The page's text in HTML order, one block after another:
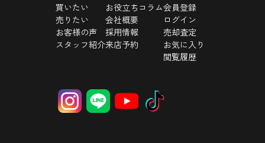
買いたい
売りたい
お客様の声
スタッフ紹介
お役立ちコラム
会社概要
採用情報
来店予約
会員登録
ログイン
売却査定
お気に入り
閲覧履歴